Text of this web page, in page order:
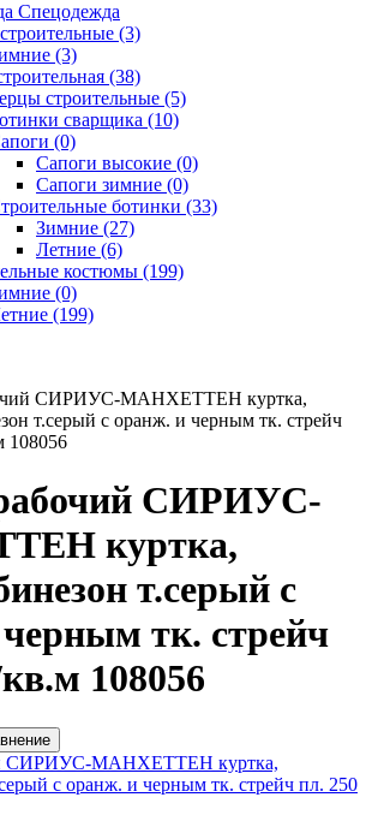
Спецодежда
(3)
(3)
(38)
строительные (5)
сварщика (10)
(0)
Сапоги высокие (0)
Сапоги зимние (0)
ботинки (33)
Зимние (27)
Летние (6)
костюмы (199)
(0)
(199)
СИРИУС-МАНХЕТТЕН куртка,
т.серый с оранж. и черным тк. стрейч
108056
СИРИУС-
куртка,
т.серый с
тк. стрейч
108056